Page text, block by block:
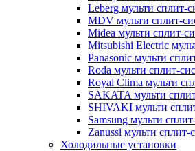
Leberg мульти сплит-
MDV мульти сплит-
Midea мульти сплит-
Mitsubishi Electric
Panasonic мульти
Roda мульти сплит-
Royal Clima мульти
SAKATA мульти
SHIVAKI мульти
Samsung мульти
Zanussi мульти сплит-
Холодильные установки